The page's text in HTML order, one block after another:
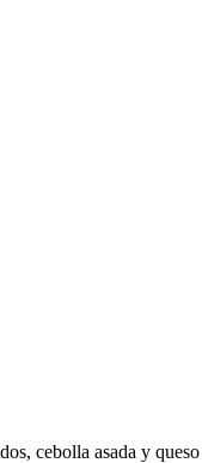
cebolla asada y queso